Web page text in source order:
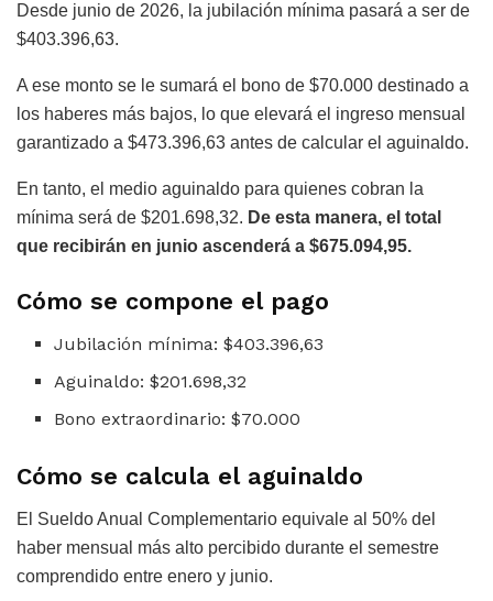
Desde junio de 2026, la jubilación mínima pasará a ser de
$403.396,63.
A ese monto se le sumará el bono de $70.000 destinado a
los haberes más bajos, lo que elevará el ingreso mensual
garantizado a $473.396,63 antes de calcular el aguinaldo.
En tanto, el medio aguinaldo para quienes cobran la
mínima será de $201.698,32. De esta manera, el total
que recibirán en junio ascenderá a $675.094,95.
Cómo se compone el pago
Jubilación mínima: $403.396,63
Aguinaldo: $201.698,32
Bono extraordinario: $70.000
Cómo se calcula el aguinaldo
El Sueldo Anual Complementario equivale al 50% del
haber mensual más alto percibido durante el semestre
comprendido entre enero y junio.